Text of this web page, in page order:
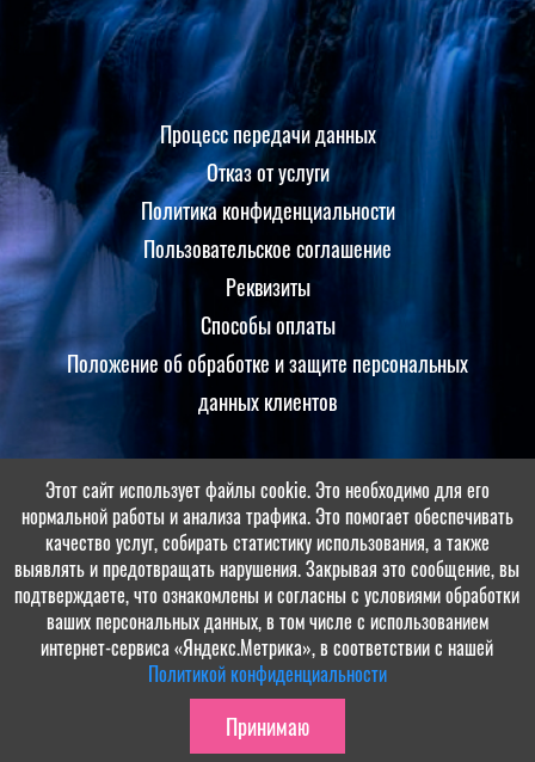
Процесс передачи данных
Отказ от услуги
Политика конфиденциальности
Пользовательское соглашение
Реквизиты
Способы оплаты
Положение об обработке и защите персональных
данных клиентов
Принимаем оплаты
© МБУ ОЦ «Солнечная поляна», 2022-2026. Разработка и поддержка:
ООО «СибСР»
Этот сайт использует файлы cookie. Это необходимо для его
нормальной работы и анализа трафика. Это помогает обеспечивать
качество услуг, собирать статистику использования, а также
выявлять и предотвращать нарушения. Закрывая это сообщение, вы
подтверждаете, что ознакомлены и согласны с условиями обработки
ваших персональных данных, в том числе с использованием
интернет-сервиса «Яндекс.Метрика», в соответствии с нашей
Политикой конфиденциальности
Принимаю